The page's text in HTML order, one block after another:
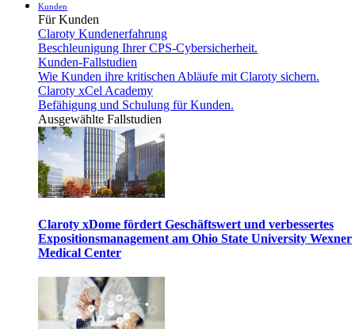
Kunden
Für Kunden
Claroty Kundenerfahrung
Beschleunigung Ihrer CPS-Cybersicherheit.
Kunden-Fallstudien
Wie Kunden ihre kritischen Abläufe mit Claroty sichern.
Claroty xCel Academy
Befähigung und Schulung für Kunden.
Ausgewählte Fallstudien
Claroty xDome fördert Geschäftswert und verbessertes
Expositionsmanagement am Ohio State University Wexner
Medical Center